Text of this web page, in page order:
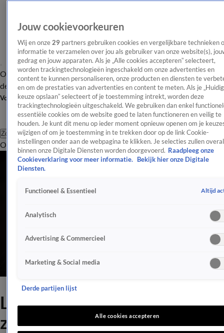
OverzichtAfleveringen Entertainment TV Algemeen
Tip
de redactieNieuwsbrief
Volg Shownieuws
Zoeken
OverzichtEntertainmentSpraakmakendRealityCrimeVideo's
Lale Gül maakt zich grote
zorgen over haar veiligheid
Jouw cookievoorkeuren
Wij en onze 29 partners gebruiken cookies en vergelijkbare technieken
informatie te verzamelen over jou als gebruiker van onze website(s),
gedrag en jouw apparaten. Als je „Alle cookies accepteren” selecteert,
worden trackingtechnologieën ingeschakeld om onze advertenties en
content te kunnen personaliseren, onze producten en diensten te
en om de prestaties van advertenties en content te meten. Als je
keuze opslaan” selecteert of je toestemming intrekt, worden deze
trackingtechnologieën uitgeschakeld. We gebruiken dan enkel
essentiële cookies om de website goed te laten functioneren en veilig te
houden. Je kunt dit menu op ieder moment opnieuw openen om je
wijzigen of om je toestemming in te trekken door op de link Cookie-
instellingen onder aan de webpagina te klikken. Je selecties zullen overal
binnen onze Digitale Diensten worden doorgevoerd. Raadpleeg onze
Cookieverklaring voor meer informatie.
Bekijk hier onze Digitale
Diensten.
Functioneel & Essentieel Altijd
Analytisch
Advertising & Commercieel
Marketing & Social media
Derde partijen lijst
Alle cookies accepteren